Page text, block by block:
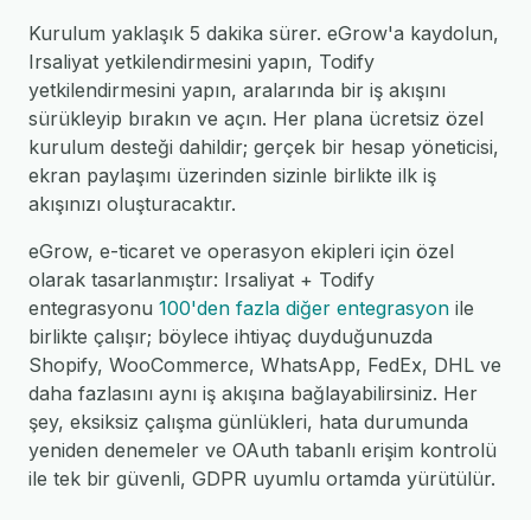
Kurulum yaklaşık 5 dakika sürer. eGrow'a kaydolun,
Irsaliyat yetkilendirmesini yapın, Todify
yetkilendirmesini yapın, aralarında bir iş akışını
sürükleyip bırakın ve açın. Her plana ücretsiz özel
kurulum desteği dahildir; gerçek bir hesap yöneticisi,
ekran paylaşımı üzerinden sizinle birlikte ilk iş
akışınızı oluşturacaktır.
eGrow, e-ticaret ve operasyon ekipleri için özel
olarak tasarlanmıştır: Irsaliyat + Todify
entegrasyonu 100'den fazla diğer entegrasyon ile
birlikte çalışır; böylece ihtiyaç duyduğunuzda
Shopify, WooCommerce, WhatsApp, FedEx, DHL ve
daha fazlasını aynı iş akışına bağlayabilirsiniz. Her
şey, eksiksiz çalışma günlükleri, hata durumunda
yeniden denemeler ve OAuth tabanlı erişim kontrolü
ile tek bir güvenli, GDPR uyumlu ortamda yürütülür.